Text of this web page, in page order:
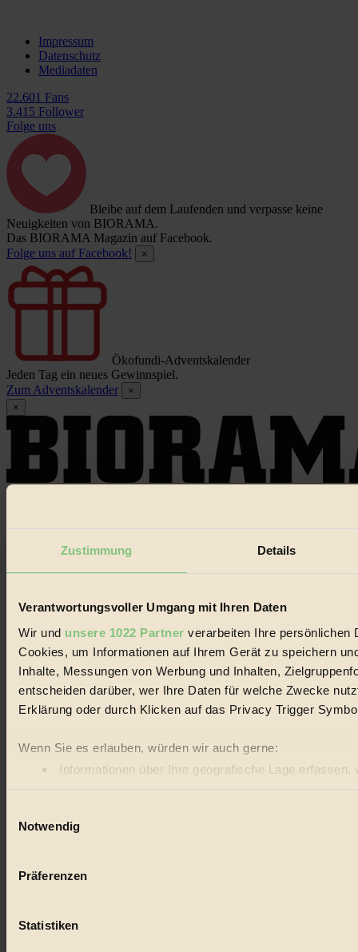
Zustimmung Details
Verantwortungsvoller Umgang mit Ihren Daten
Wir und unsere 1022 Partner verarbeiten Ihre persönlichen
Cookies, um Informationen auf Ihrem Gerät zu speichern
Inhalte, Messungen von Werbung und Inhalten,
entscheiden darüber, wer Ihre Daten für welche Zwecke
Erklärung oder durch Klicken auf das Privacy Trigger
Wenn Sie es erlauben, würden wir auch gerne:
Informationen über Ihre geografische Lage
Ihr Gerät durch aktives Scannen nach bestimmten
Einzelheiten
BIORAMA.eu verwendet Cookies
Videos von externen Plattformen anzuzeigen, oder auch,
Notwendig
Präferenzen
Statistiken
Impressum
Datenschutz
Mediadaten
22.601 Fans
3.415 Follower
Folge uns
Bleibe auf dem Laufenden und verpasse keine
Neuigkeiten von BIORAMA.
Das BIORAMA Magazin auf Facebook.
Folge uns auf Facebook!
×
Ökofundi-Adventskalender
Jeden Tag ein neues Gewinnspiel.
Zum Adventskalender
×
×